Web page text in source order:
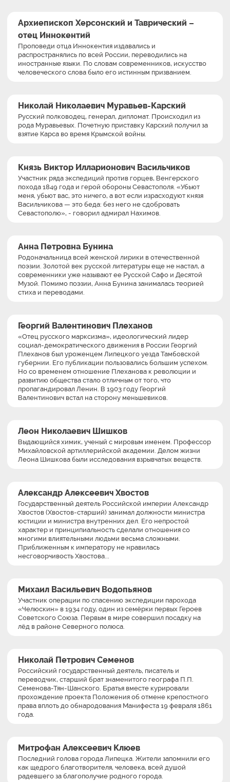
Архиепископ Херсонский и Таврический –
отец Иннокентий
Проповеди отца Иннокентия издавались и
распространялись по всей России, переводились на
иностранные языки. По словам современников, искусство
человеческого слова было его истинным призванием.
Николай Николаевич Муравьев-Карский
Русский полководец, генерал, дипломат. Происходил из
рода Муравьевых. Почетную приставку Карский получил за
взятие Карса во время Крымской войны.
Князь Виктор Илларионович Васильчиков
Участник ряда экспедиций против горцев, Венгерского
похода 1849 года и герой обороны Севастополя. «Убьют
меня, убьют вас, это ничего, а вот если израсходуют князя
Васильчикова — это беда: без него не сдобровать
Севастополю», - говорил адмирал Нахимов.
Анна Петровна Бунина
Родоначальница всей женской лирики в отечественной
поэзии. Золотой век русской литературы еще не настал, а
современники уже называют ее Русской Сафо и Десятой
Музой. Помимо поэзии, Анна Бунина занималась теорией
стиха и переводами.
Георгий Валентинович Плеханов
«Отец русского марксизма», идеологический лидер
социал-демократического движения в России Георгий
Плеханов был уроженцем Липецкого уезда Тамбовской
губернии. Его публикации пользовались большим успехом.
Но со временем отношение Плеханова к революции и
развитию общества стало отличным от того, что
пропагандировал Ленин. В 1903 году Георгий
Валентинович встал на сторону меньшевиков.
Леон Николаевич Шишков
Выдающийся химик, ученый с мировым именем. Профессор
Михайловской артиллерийской академии. Делом жизни
Леона Шишкова были исследования взрывчатых веществ.
Александр Алексеевич Хвостов
Государственный деятель Российской империи Александр
Хвостов (Хвостов-старший) занимал должности министра
юстиции и министра внутренних дел. Его непростой
характер и принципиальность сделали отношения со
многими влиятельными людьми весьма сложными.
Приближенным к императору не нравилась
несговорчивость Хвостова...
Михаил Васильевич Водопьянов
Участник операции по спасению экспедиции парохода
«Челюскин» в 1934 году, один из семёрки первых Героев
Советского Союза. Первым в мире совершил посадку на
лёд в районе Северного полюса.
Николай Петрович Семенов
Российский государственный деятель, писатель и
переводчик, старший брат знаменитого географа П.П.
Семенова-Тян-Шанского. Братья вместе курировали
прохождение проекта Положения об отмене крепостного
права вплоть до обнародования Манифеста 19 февраля 1861
года.
Митрофан Алексеевич Клюев
Последний голова города Липецка. Жители запомнили его
как щедрого благотворителя, человека, всей душой
радевшего за благополучие родного города.